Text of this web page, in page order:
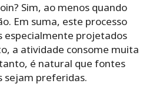
Sim, ao menos quando
Em suma, este processo
especialmente projetados
a atividade consome muita
é natural que fontes
sejam preferidas.